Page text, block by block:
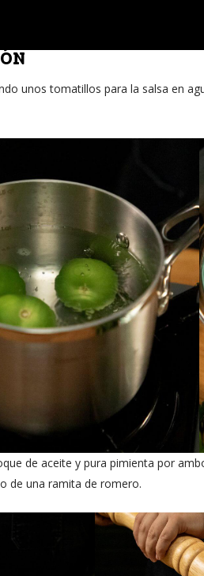
unos tomatillos para la salsa en
de aceite y pura pimienta por
de una ramita de romero.